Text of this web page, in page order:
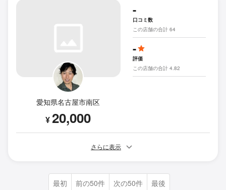
愛知県名古屋市南区
¥20,000
-
口コミ数
この店舗の合計 64
-
評価
この店舗の合計 4.82
さらに表示
最初 前の50件 次の50件 最後